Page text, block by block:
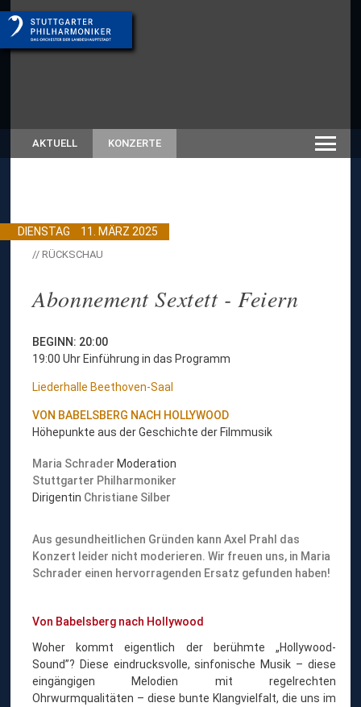
AKTUELL KONZERTE
DIENSTAG 11. MÄRZ 2025
// RÜCKSCHAU
Abonnement Sextett - Feiern
BEGINN: 20:00
19:00 Uhr Einführung in das Programm
Liederhalle Beethoven-Saal
VON BABELSBERG NACH HOLLYWOOD
Höhepunkte aus der Geschichte der Filmmusik
Maria SchraderModeration
Stuttgarter Philharmoniker
Dirigentin Christiane Silber
Aus gesundheitlichen Gründen kann Axel Prahl das
Konzert leider nicht moderieren. Wir freuen uns, in Maria
Schrader einen hervorragenden Ersatz gefunden haben!
Von Babelsberg nach Hollywood
Woher kommt eigentlich der berühmte „Hollywood-
Sound”? Diese eindrucksvolle, sinfonische Musik – diese
eingängigen Melodien mit regelrechten
Ohrwurmqualitäten – diese bunte Klangvielfalt, die uns im